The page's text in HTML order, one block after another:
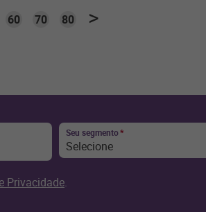
60 70 80
Seu segmento*
Selecione
Privacidade.